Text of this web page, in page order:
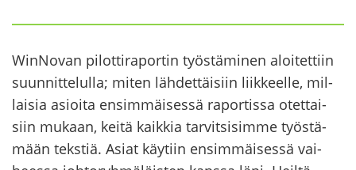
WinNovan pi­lot­ti­ra­por­tin työs­tä­mi­nen aloi­tet­tiin
suun­nit­te­lul­la; miten läh­det­täi­siin liik­keel­le, mil­
lai­sia asioi­ta en­sim­mäi­ses­sä ra­por­tis­sa otet­tai­
siin mu­kaan, keitä kaik­kia tar­vit­si­sim­me työs­tä­
mään teks­tiä. Asiat käy­tiin en­sim­mäi­ses­sä vai­